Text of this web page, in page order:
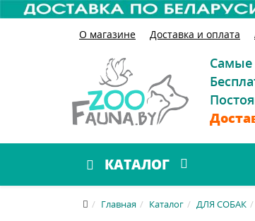
О магазине Доставка и оплата
Самые
КАТАЛОГ
Главная Каталог ДЛЯ СОБАК